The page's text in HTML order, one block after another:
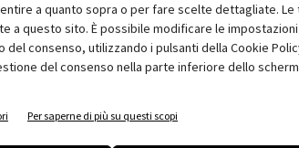
a quanto sopra o per fare scelte dettagliate. Le
a questo sito. È possibile modificare le impostazioni
consenso, utilizzando i pulsanti della Cookie
del consenso nella parte inferiore dello
Per saperne di più su questi scopi